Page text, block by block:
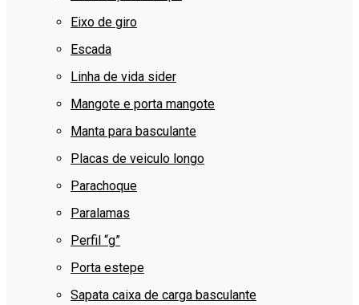
Eixo de giro
Escada
Linha de vida sider
Mangote e porta mangote
Manta para basculante
Placas de veiculo longo
Parachoque
Paralamas
Perfil “g”
Porta estepe
Sapata caixa de carga basculante